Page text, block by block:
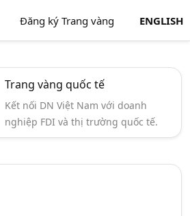
Đăng ký Trang vàng ENGLISH
Trang vàng quốc tế
Kết nối DN Việt Nam với doanh
nghiệp FDI và thị trường quốc tế.